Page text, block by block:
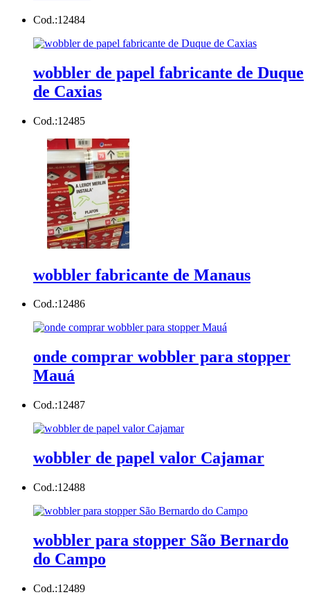
Cod.:12484
wobbler de papel fabricante de Duque
de Caxias
Cod.:12485
wobbler fabricante de Manaus
Cod.:12486
onde comprar wobbler para stopper
Mauá
Cod.:12487
wobbler de papel valor Cajamar
Cod.:12488
wobbler para stopper São Bernardo
do Campo
Cod.:12489